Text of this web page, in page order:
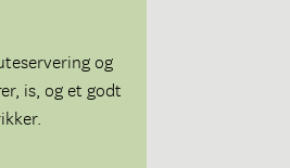
og
is, og et godt